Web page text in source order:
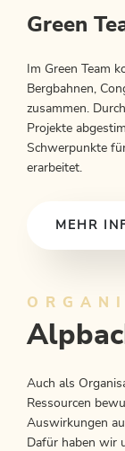
Green
Im Green Team
Bergbahnen,
zusammen.
Projekte
Schwerpunkte
erarbeitet.
MEHR
Auch als
Ressourcen
Auswirkungen
Dafür haben wir